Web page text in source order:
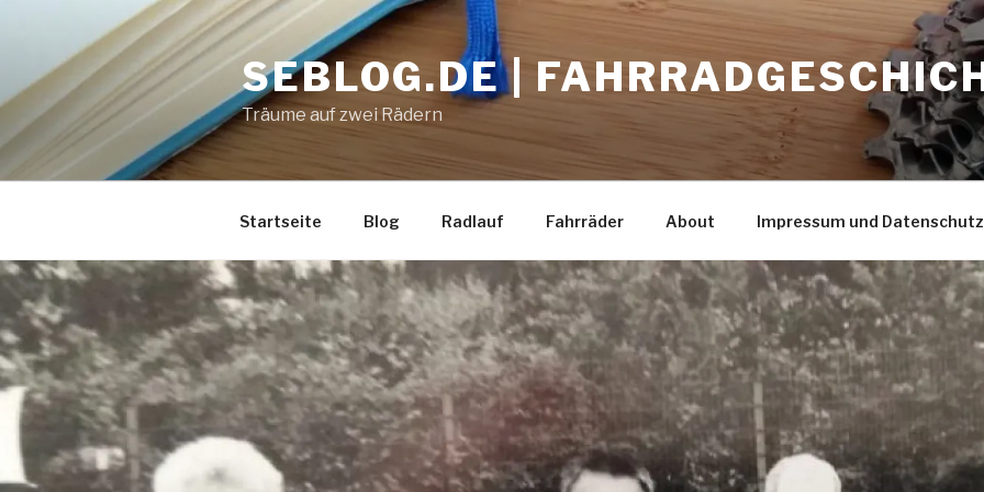
springen
SEBLOG.DE |
Träume auf zwei Rädern
Startseite Blog Radlauf Fahrräder About Impressum und Datenschutz